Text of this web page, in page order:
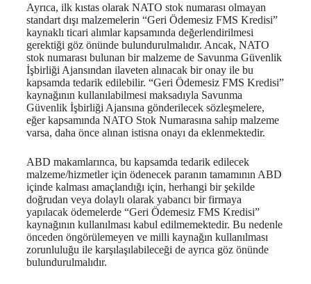
Ayrıca, ilk kıstas olarak NATO stok numarası olmayan
standart dışı malzemelerin “Geri Ödemesiz FMS Kredisi”
kaynaklı ticari alımlar kapsamında değerlendirilmesi
gerektiği göz önünde bulundurulmalıdır. Ancak, NATO
stok numarası bulunan bir malzeme de Savunma Güvenlik
İşbirliği Ajansından ilaveten alınacak bir onay ile bu
kapsamda tedarik edilebilir. “Geri Ödemesiz FMS Kredisi”
kaynağının kullanılabilmesi maksadıyla Savunma
Güvenlik İşbirliği Ajansına gönderilecek sözleşmelere,
eğer kapsamında NATO Stok Numarasına sahip malzeme
varsa, daha önce alınan istisna onayı da eklenmektedir.
ABD makamlarınca, bu kapsamda tedarik edilecek
malzeme/hizmetler için ödenecek paranın tamamının ABD
içinde kalması amaçlandığı için, herhangi bir şekilde
doğrudan veya dolaylı olarak yabancı bir firmaya
yapılacak ödemelerde “Geri Ödemesiz FMS Kredisi”
kaynağının kullanılması kabul edilmemektedir. Bu nedenle
önceden öngörülemeyen ve milli kaynağın kullanılması
zorunluluğu ile karşılaşılabileceği de ayrıca göz önünde
bulundurulmalıdır.